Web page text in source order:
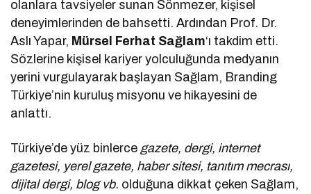
olanlara tavsiyeler sunan Sönmezer, kişisel
deneyimlerinden de bahsetti. Ardından Prof. Dr.
Aslı Yapar, Mürsel Ferhat Sağlam‘ı takdim etti.
Sözlerine kişisel kariyer yolculuğunda medyanın
yerini vurgulayarak başlayan Sağlam, Branding
Türkiye’nin kuruluş misyonu ve hikayesini de
anlattı.
Türkiye’de yüz binlerce gazete, dergi, internet
gazetesi, yerel gazete, haber sitesi, tanıtım mecrası,
dijital dergi, blog vb. olduğuna dikkat çeken Sağlam,